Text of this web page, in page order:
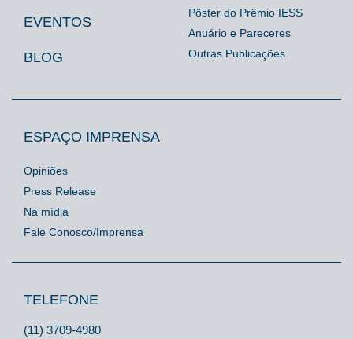
EVENTOS
BLOG
Pôster do Prêmio IESS
Anuário e Pareceres
Outras Publicações
ESPAÇO IMPRENSA
Opiniões
Press Release
Na mídia
Fale Conosco/Imprensa
TELEFONE
(11) 3709-4980